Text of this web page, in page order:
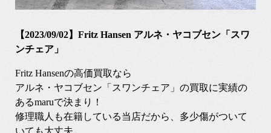
【2023/09/02】Fritz Hansen アルネ・ヤコブセン「スワ
ンチェア」
Fritz Hansenの高価買取なら
アルネ・ヤコブセン「スワンチェア」の買取に実績の
あるmaruで決まり！
修理職人も在籍している当店だから、多少傷がついて
いても大丈夫。